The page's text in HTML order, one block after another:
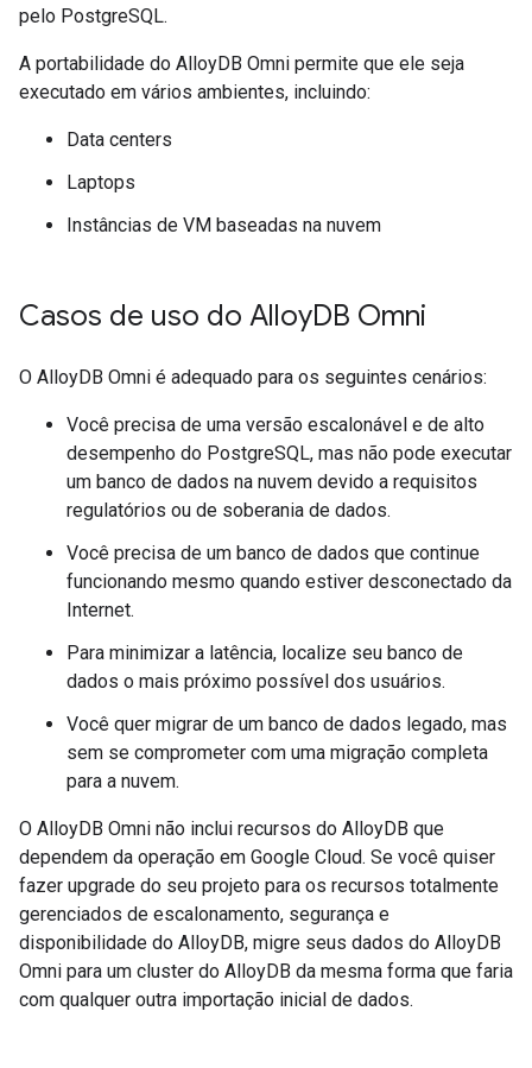
pelo PostgreSQL.
A portabilidade do AlloyDB Omni permite que ele seja
executado em vários ambientes, incluindo:
Data centers
Laptops
Instâncias de VM baseadas na nuvem
Casos de uso do AlloyDB Omni
O AlloyDB Omni é adequado para os seguintes cenários:
Você precisa de uma versão escalonável e de alto
desempenho do PostgreSQL, mas não pode executar
um banco de dados na nuvem devido a requisitos
regulatórios ou de soberania de dados.
Você precisa de um banco de dados que continue
funcionando mesmo quando estiver desconectado da
Internet.
Para minimizar a latência, localize seu banco de
dados o mais próximo possível dos usuários.
Você quer migrar de um banco de dados legado, mas
sem se comprometer com uma migração completa
para a nuvem.
O AlloyDB Omni não inclui recursos do AlloyDB que
dependem da operação em Google Cloud. Se você quiser
fazer upgrade do seu projeto para os recursos totalmente
gerenciados de escalonamento, segurança e
disponibilidade do AlloyDB, migre seus dados do AlloyDB
Omni para um cluster do AlloyDB da mesma forma que faria
com qualquer outra importação inicial de dados.